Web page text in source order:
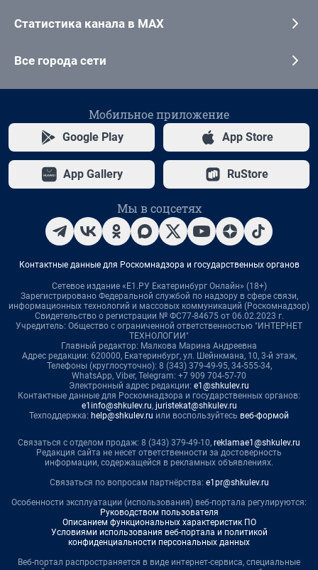
Статистика канала в MAX
Все города сети
Мобильное приложение
Google Play App Store
App Gallery RuStore
Мы в соцсетях
Контактные данные для Роскомнадзора и государственных органов
Сетевое издание «Е1.РУ Екатеринбург Онлайн» (18+)
Зарегистрировано Федеральной службой по надзору в сфере связи,
информационных технологий и массовых коммуникаций (Роскомнадзор)
Свидетельство о регистрации № ФС77-84675 от 06.02.2023 г.
Учредитель: Общество с ограниченной ответственностью "ИНТЕРНЕТ
ТЕХНОЛОГИИ"
Главный редактор: Малкова Марина Андреевна
Адрес редакции: 620000, Екатеринбург, ул. Шейнкмана, 10, 3-й этаж,
Телефоны (круглосуточно): 8 (343) 379-49-95, 34-555-34,
WhatsApp, Viber, Telegram: +7 909 704-57-70
Электронный адрес редакции: e1@shkulev.ru
Контактные данные для Роскомнадзора и государственных органов:
e1info@shkulev.ru, juristekat@shkulev.ru
Техподдержка: help@shkulev.ru или воспользуйтесь веб-формой
Связаться с отделом продаж: 8 (343) 379-49-10, reklamae1@shkulev.ru
Редакция сайта не несет ответственности за достоверность
информации, содержащейся в рекламных объявлениях.
Связаться по вопросам партнёрства: e1pr@shkulev.ru
Особенности эксплуатации (использования) веб-портала регулируются:
Руководством пользователя
Описанием функциональных характеристик ПО
Условиями использования веб-портала и политикой
конфиденциальности персональных данных
Веб-портал распространяется в виде интернет-сервиса, специальные